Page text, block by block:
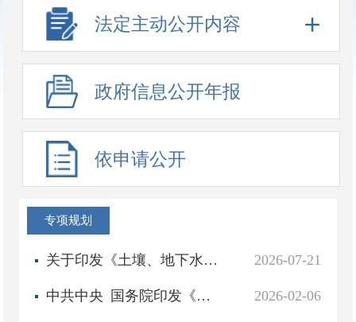
法定主动公开内容
政府信息公开年报
依申请公开
专项规划
2026-07-21
关于印发《土壤、地下水和农业农村生态环境保护“十五五”规划》的通知
2026-02-06
中共中央 国务院印发《加快建设农业强国规划（2024－2035年）》